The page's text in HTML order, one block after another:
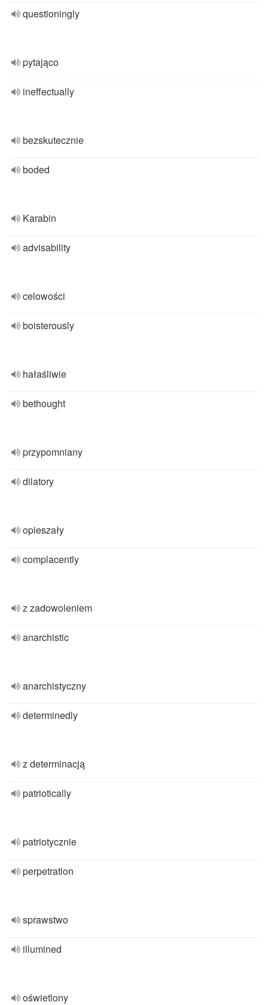
questioningly
pytająco
ineffectually
bezskutecznie
boded
Karabin
advisability
celowości
boisterously
hałaśliwie
bethought
przypomniany
dilatory
opieszały
complacently
z zadowoleniem
anarchistic
anarchistyczny
determinedly
z determinacją
patriotically
patriotycznie
perpetration
sprawstwo
illumined
oświetlony